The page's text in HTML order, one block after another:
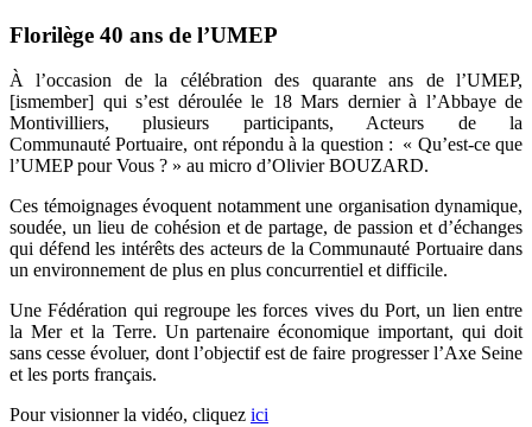
Florilège 40 ans de l’UMEP
À l’occasion de la célébration des quarante ans de l’UMEP,
[ismember] qui s’est déroulée le 18 Mars dernier à l’Abbaye de
Montivilliers, plusieurs participants, Acteurs de la
Communauté Portuaire, ont répondu à la question : « Qu’est-ce que
l’UMEP pour Vous ? » au micro d’Olivier BOUZARD.
Ces témoignages évoquent notamment une organisation dynamique,
soudée, un lieu de cohésion et de partage, de passion et d’échanges
qui défend les intérêts des acteurs de la Communauté Portuaire dans
un environnement de plus en plus concurrentiel et difficile.
Une Fédération qui regroupe les forces vives du Port, un lien entre
la Mer et la Terre. Un partenaire économique important, qui doit
sans cesse évoluer, dont l’objectif est de faire progresser l’Axe Seine
et les ports français.
Pour visionner la vidéo, cliquez ici